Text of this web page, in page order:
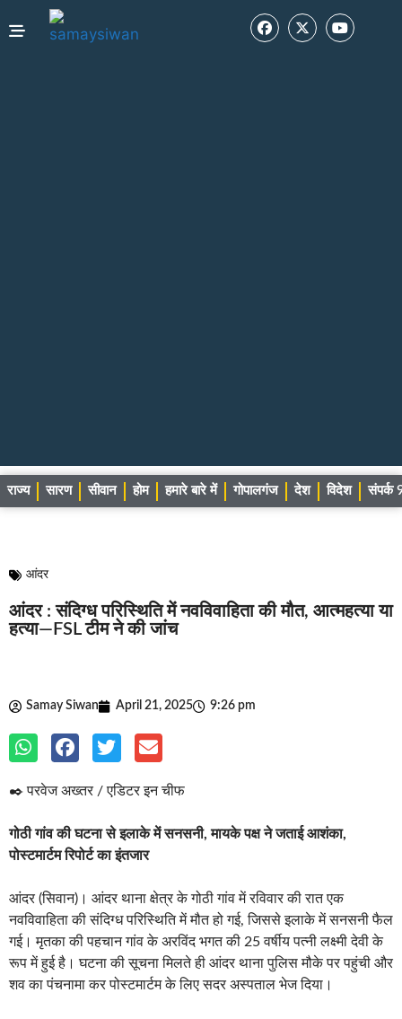
राज्य सारण सीवान होम हमारे बारे में गोपालगंज देश विदेश संपर्क
आंदर
आंदर : संदिग्ध परिस्थिति में नवविवाहिता की मौत, आत्महत्या या
हत्या—FSL टीम ने की जांच
Samay Siwan April 21, 2025 9:26 pm
✒️ परवेज अख्तर / एडिटर इन चीफ
गोठी गांव की घटना से इलाके में सनसनी, मायके पक्ष ने जताई आशंका,
पोस्टमार्टम रिपोर्ट का इंतजार
आंदर (सिवान)। आंदर थाना क्षेत्र के गोठी गांव में रविवार की रात एक
नवविवाहिता की संदिग्ध परिस्थिति में मौत हो गई, जिससे इलाके में सनसनी फैल
गई। मृतका की पहचान गांव के अरविंद भगत की 25 वर्षीय पत्नी लक्ष्मी देवी के
रूप में हुई है। घटना की सूचना मिलते ही आंदर थाना पुलिस मौके पर पहुंची और
शव का पंचनामा कर पोस्टमार्टम के लिए सदर अस्पताल भेज दिया।